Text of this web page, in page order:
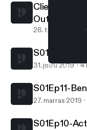
S01Ep12-
Client
Outsourcer!
28. tammi 2020
S01Ep12-
31. joulu 2019 4
S01Ep11-
27. marras 2019
S01Ep10-